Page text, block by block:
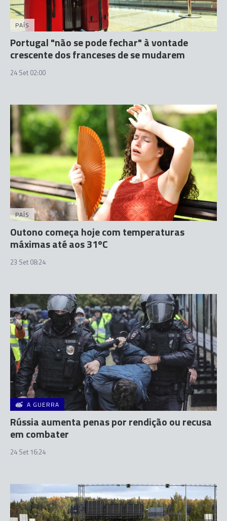
PAÍS
Portugal "não se pode fechar" à vontade
crescente dos franceses de se mudarem
24 Set 02:00
PAÍS
Outono começa hoje com temperaturas
máximas até aos 31ºC
23 Set 08:24
A GUERRA
Rússia aumenta penas por rendição ou recusa
em combater
24 Set 16:24